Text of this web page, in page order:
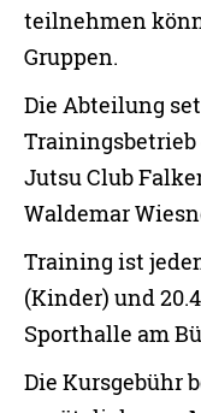
teilnehmen
Gruppen.
Die Abteilung
Trainingsbetrieb
Jutsu Club
Waldemar
Training ist
(Kinder) und
Sporthalle am
Die Kursgebühr